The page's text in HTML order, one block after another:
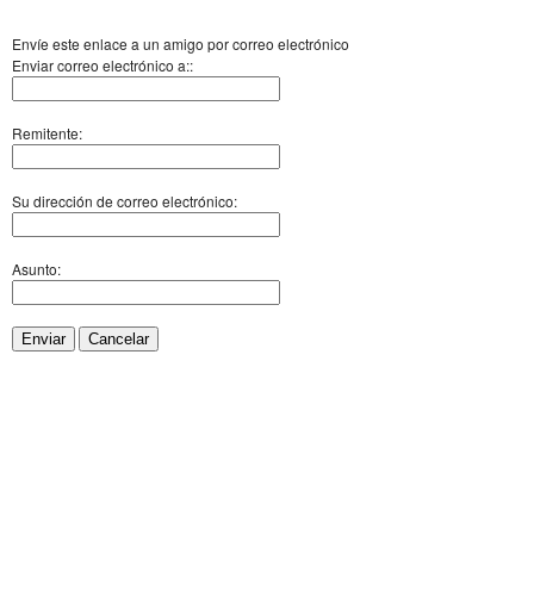
Envíe este enlace a un amigo por correo electrónico
Enviar correo electrónico a::
Remitente:
Su dirección de correo electrónico:
Asunto:
Enviar Cancelar